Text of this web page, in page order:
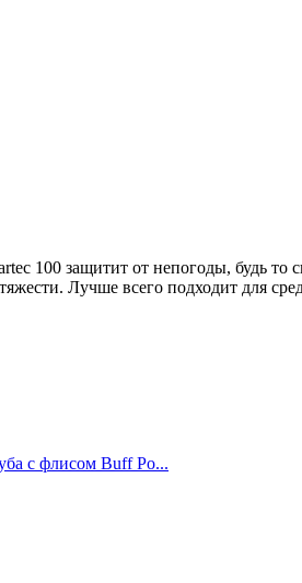
100 защитит от непогоды, будь
Лучше всего подходит для
с флисом Buff Po...